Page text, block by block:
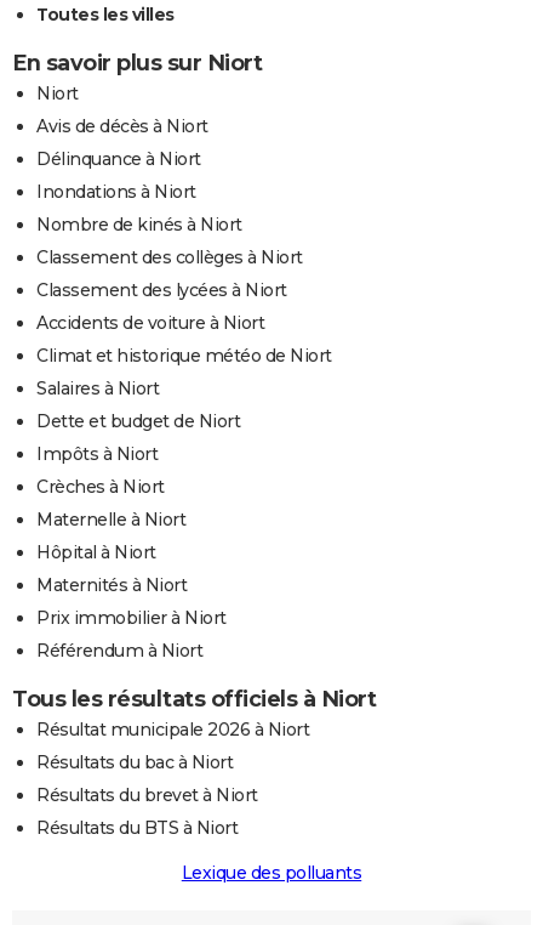
Toutes les villes
En savoir plus sur Niort
Niort
Avis de décès à Niort
Délinquance à Niort
Inondations à Niort
Nombre de kinés à Niort
Classement des collèges à Niort
Classement des lycées à Niort
Accidents de voiture à Niort
Climat et historique météo de Niort
Salaires à Niort
Dette et budget de Niort
Impôts à Niort
Crèches à Niort
Maternelle à Niort
Hôpital à Niort
Maternités à Niort
Prix immobilier à Niort
Référendum à Niort
Tous les résultats officiels à Niort
Résultat municipale 2026 à Niort
Résultats du bac à Niort
Résultats du brevet à Niort
Résultats du BTS à Niort
Lexique des polluants